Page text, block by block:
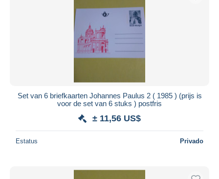
Set van 6 briefkaarten Johannes Paulus 2 ( 1985 ) (prijs is
voor de set van 6 stuks ) postfris
± 11,56 US$
Estatus Privado